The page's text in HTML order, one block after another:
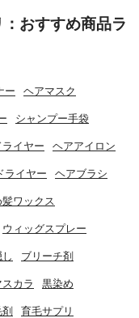
おすすめ商品ラ
ー ヘアマスク
シャンプー手袋
ライヤー ヘアアイロン
ライヤー ヘアブラシ
髪ワックス
ウィッグスプレー
ブリーチ剤
カラ 黒染め
剤 育毛サプリ